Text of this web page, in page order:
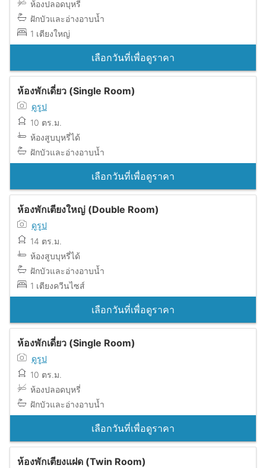
ห้องปลอดบุหรี่
ฝักบัวและอ่างอาบน้ำ
1 เตียงใหญ่
เลือกวันที่เพื่อดูราคา
ห้องพักเดี่ยว (Single Room)
ดูรูป
10 ตร.ม.
ห้องสูบบุหรี่ได้
ฝักบัวและอ่างอาบน้ำ
เลือกวันที่เพื่อดูราคา
ห้องพักเตียงใหญ่ (Double Room)
ดูรูป
14 ตร.ม.
ห้องสูบบุหรี่ได้
ฝักบัวและอ่างอาบน้ำ
1 เตียงควีนไซส์
เลือกวันที่เพื่อดูราคา
ห้องพักเดี่ยว (Single Room)
ดูรูป
10 ตร.ม.
ห้องปลอดบุหรี่
ฝักบัวและอ่างอาบน้ำ
เลือกวันที่เพื่อดูราคา
ห้องพักเตียงแฝด (Twin Room)